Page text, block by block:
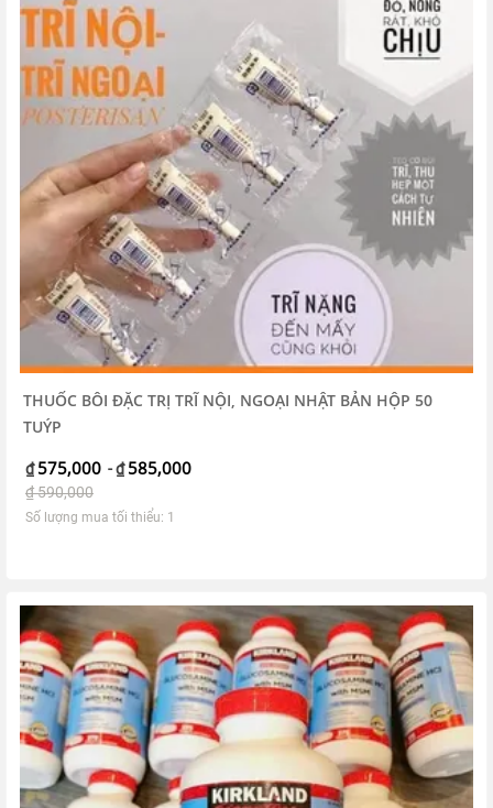
THUỐC BÔI ĐẶC TRỊ TRĨ NỘI, NGOẠI NHẬT BẢN HỘP 50
TUÝP
₫ 575,000 -₫ 585,000
₫590,000
Số lượng mua tối thiểu: 1